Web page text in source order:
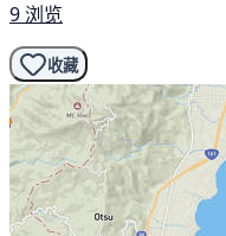
9 浏览
收藏